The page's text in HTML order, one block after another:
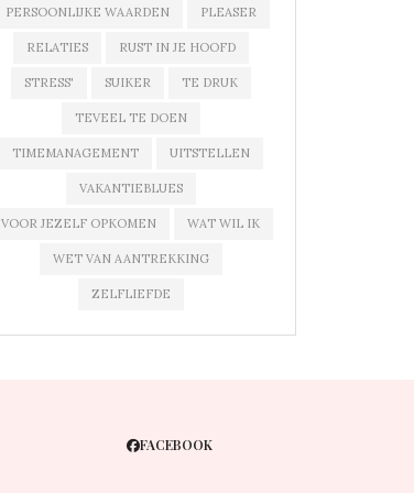
PERSOONLIJKE WAARDEN PLEASER
RELATIES RUST IN JE HOOFD
STRESS' SUIKER TE DRUK
TEVEEL TE DOEN
TIMEMANAGEMENT UITSTELLEN
VAKANTIEBLUES
VOOR JEZELF OPKOMEN WAT WIL IK
WET VAN AANTREKKING
ZELFLIEFDE
FACEBOOK